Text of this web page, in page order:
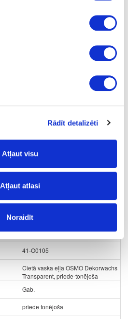
Rādīt detalizēti
Atļaut visu
Atļaut atlasi
Noraidīt
Cietā vaska eļļa OSMO
41-O0105
Cietā vaska eļļa OSMO Dekorwachs
Transparent, priede-tonējoša
Gab.
priede tonējoša